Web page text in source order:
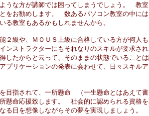
うな方が講師では困ってしまうでしょう。 教
をお勧めします。 数あるパソコン教室の中には
る教室もあるかもしれませんから。
級や、ＭＯＵＳ上級に合格している方が何人も
ンストラクターにもそれなりのスキルが要求さ
したからと云って、そのままの状態でいることは
リケーションの発表に会わせて、日々スキルア
目指されて、一所懸命 （一生懸命とはあえて
懸命応援致します。 社会的に認められる資格
なる日を想像しながらその夢を実現しましょ